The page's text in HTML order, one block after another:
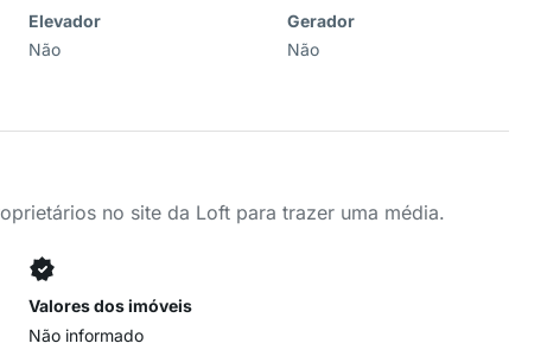
Elevador
Não
Gerador
Não
no site da Loft para trazer uma média.
Valores dos imóveis
Não informado